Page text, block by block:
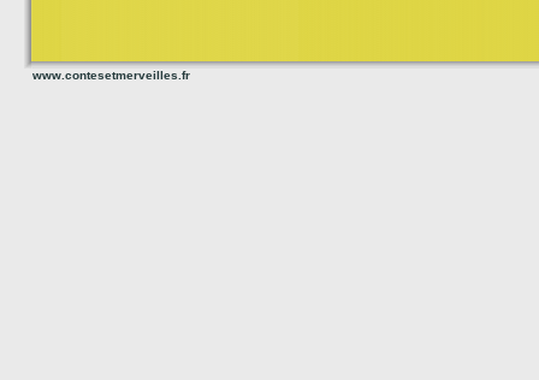
www.contesetmerveilles.fr